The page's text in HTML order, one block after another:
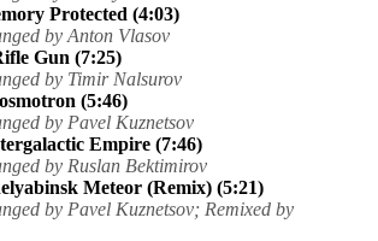
Protected (4:03)
by Anton Vlasov
Gun (7:25)
by Timir Nalsurov
(5:46)
by Pavel Kuznetsov
Empire (7:46)
by Ruslan Bektimirov
Meteor (Remix) (5:21)
by Pavel Kuznetsov; Remixed by